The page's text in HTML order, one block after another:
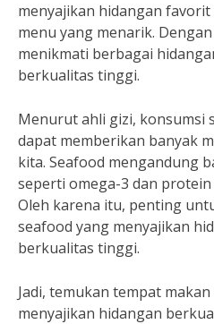
menyajikan hidangan
menu yang menarik.
menikmati berbagai
berkualitas tinggi.
Menurut ahli gizi, konsumsi
dapat memberikan banyak
kita. Seafood mengandung
seperti omega-3 dan
Oleh karena itu, penting
seafood yang menyajikan
berkualitas tinggi.
Jadi, temukan tempat
menyajikan hidangan